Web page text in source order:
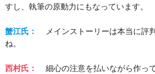
すし、執筆の原動力にもなっています。
蟹江氏：
メインストーリーは本当に評
ね。
西村氏：
細心の注意を払いながら作っ